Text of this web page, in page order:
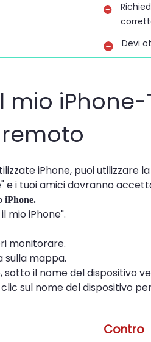
Devi
mio
iPhone, puoi utilizzare
e i tuoi amici dovranno
iPhone.
mio iPhone".
monitorare.
sulla mappa.
sotto il nome del dispositivo
sul nome del dispositivo
Contro